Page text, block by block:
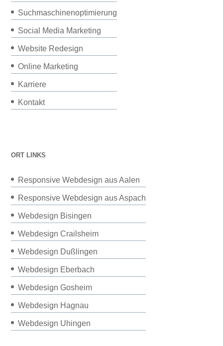
Suchmaschinenoptimierung
Social Media Marketing
Website Redesign
Online Marketing
Karriere
Kontakt
ORT LINKS
Responsive Webdesign aus Aalen
Responsive Webdesign aus Aspach
Webdesign Bisingen
Webdesign Crailsheim
Webdesign Dußlingen
Webdesign Eberbach
Webdesign Gosheim
Webdesign Hagnau
Webdesign Uhingen